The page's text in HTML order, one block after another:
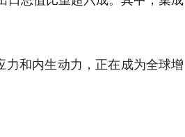
和内生动力，正在成为全球增